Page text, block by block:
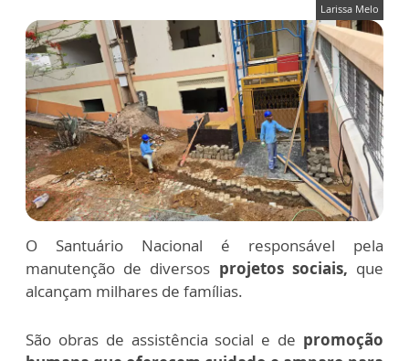
Larissa Melo
O Santuário Nacional é responsável pela
manutenção de diversos projetos sociais, que
alcançam milhares de famílias.
São obras de assistência social e de promoção